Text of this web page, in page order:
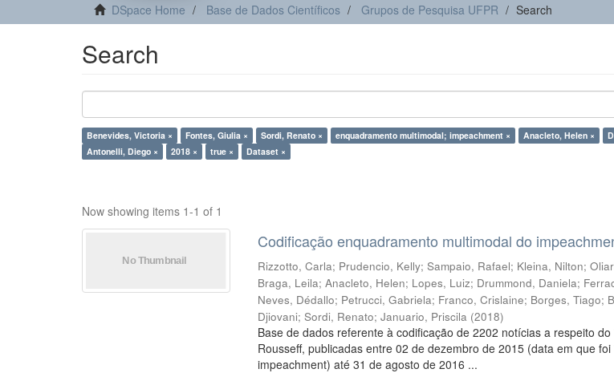
DSpace Home Base de Dados Científicos Grupos de Pesquisa UFPR Search
Search
Benevides, Victoria × Fontes, Giulia × Sordi, Renato × enquadramento multimodal; impeachment × Anacleto, Helen ×
Antonelli, Diego ×
2018 × true × Dataset ×
Now showing items 1-1 of 1
Codificação enquadramento multimodal do
Rizzotto, Carla; Prudencio, Kelly;Sampaio, Rafael; Kleina, Nilton;
Braga, Leila;Anacleto, Helen; Lopes, Luiz; Drummond, Daniela;
Neves, Dédallo; Petrucci, Gabriela; Franco, Crislaine; Borges, Tiago;
Djiovani;Sordi, Renato;Januario, Priscila (2018)
Base de dados referente à codificação de 2202 notícias a respeito
Rousseff, publicadas entre 02 de dezembro de 2015 (data em que
impeachment) até 31 de agosto de 2016 ...